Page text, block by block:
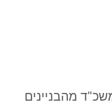
מהבניינים